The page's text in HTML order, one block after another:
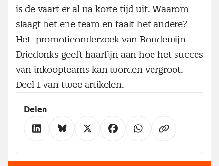
is de vaart er al na korte tijd uit. Waarom
slaagt het ene team en faalt het andere?
Het promotieonderzoek van Boudewijn
Driedonks geeft haarfijn aan hoe het succes
van inkoopteams kan worden vergroot.
Deel 1 van twee artikelen.
Delen